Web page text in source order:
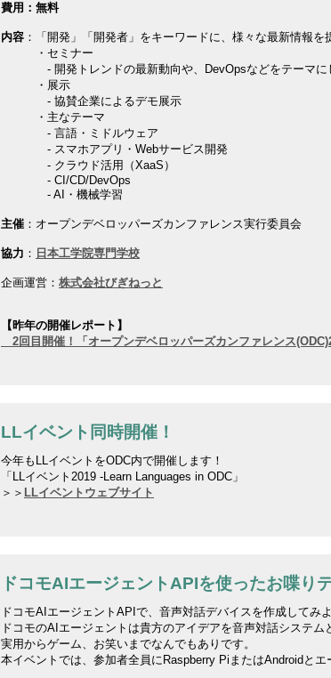
費用：無料
内容 ：「開発」「開発者」をキーワードに、様々な最新情報を
・セミナー
- 開発トレンドの最新動向や、DevOpsなどをテーマに
・展示
- 協賛企業によるデモ展示
・主なテーマ
- 言語・ミドルウェア
- スマホアプリ・Webサービス開発
- クラウド活用（XaaS）
- CI/CD/DevOps
- AI・機械学習
主催 ：オープンデベロッパーズカンファレンス実行委員会
協力 ： 日本工学院専門学校
企画運営： 株式会社びぎねっと
【昨年の開催レポート】
2回目開催！「オープンデベロッパーズカンファレンス
LLイベント同時開催！
今年もLLイベントをODC内で開催します！
「LLイベント2019 -Learn Languages in ODC」
＞＞ LLイベントウェブサイト
ドコモAIエージェントAPIを使ったお喋り
ドコモAIエージェントAPIで、音声対話デバイスを作成してみ
ドコモのAIエージェントは貴方のアイデアを音声対話システ
実用からゲーム、お笑いまでなんでもありです。
本イベントでは、参加者全員にRaspberry PiまたはAndroidと